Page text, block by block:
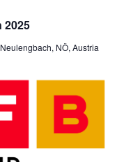
n
2025
NÖ, Austria